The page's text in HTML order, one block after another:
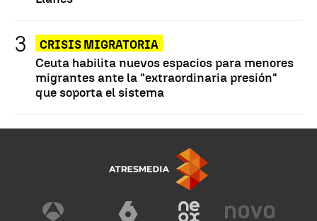
CRISIS MIGRATORIA
Ceuta habilita nuevos espacios para menores
migrantes ante la "extraordinaria presión"
que soporta el sistema